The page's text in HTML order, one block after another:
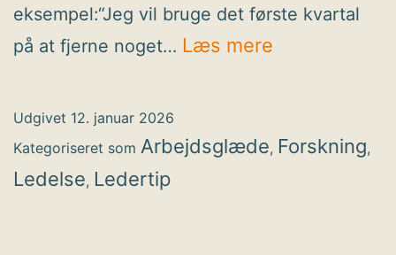
eksempel:“Jeg vil bruge det første kvartal
på at fjerne noget… Læs mere
dræner
Udgivet 12. januar 2026
Kategoriseret som Arbejdsglæde, Forskning,
Ledelse, Ledertip